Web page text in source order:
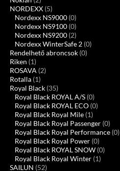
NORDEXX (5)
Nordexx NS9000 (0)
Nordexx NS9100 (0)
Nordexx NS9200 (2)
Nordexx WinterSafe 2 (0)
Rendelhető abroncsok (0)
Riken (1)
ROSAVA (2)
Rotalla (1)
Royal Black (35)
Royal Black ROYAL A/S (0)
Royal Black ROYAL ECO (0)
Royal Black Royal Mile (1)
Royal Black Royal Passenger (0)
Royal Black Royal Performance (0)
Royal Black Royal Power (0)
Royal Black ROYAL SNOW (0)
Royal Black Royal Winter (1)
SAILUN (52)